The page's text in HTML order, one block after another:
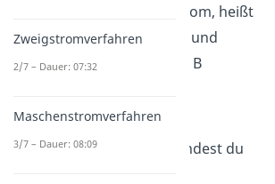
Kollektorstrom zu Basisstrom, heißt
Stromverstärkungsfaktor
und
bekommt den Buchstaben B
Statt den Buchstaben
findest du
Zweigstromverfahren
2/7 – Dauer: 07:32
Maschenstromverfahren
3/7 – Dauer: 08:09